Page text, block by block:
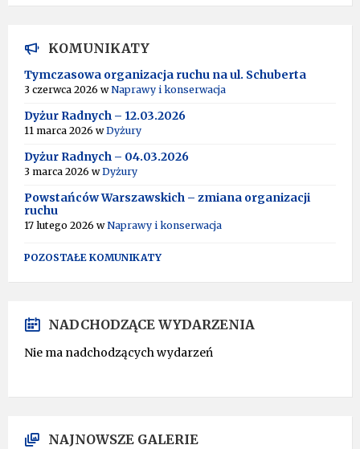
KOMUNIKATY
Tymczasowa organizacja ruchu na ul. Schuberta
3 czerwca 2026 wNaprawy i konserwacja
Dyżur Radnych – 12.03.2026
11 marca 2026 wDyżury
Dyżur Radnych – 04.03.2026
3 marca 2026 wDyżury
Powstańców Warszawskich – zmiana organizacji
ruchu
17 lutego 2026 wNaprawy i konserwacja
POZOSTAŁE KOMUNIKATY
NADCHODZĄCE WYDARZENIA
Nie ma nadchodzących wydarzeń
NAJNOWSZE GALERIE